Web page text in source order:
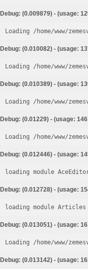
Debug: (0.009879) - (usage:
Loading /home/www/
Debug: (0.010082) - (usage:
Loading /home/www/
Debug: (0.010389) - (usage:
Loading /home/www/
Debug: (0.01229) - (usage:
Loading /home/www/
Debug: (0.012446) - (usage:
loading module
Debug: (0.012728) - (usage:
loading module Articles
Debug: (0.013051) - (usage:
Loading /home/www/
Debug: (0.013142) - (usage: